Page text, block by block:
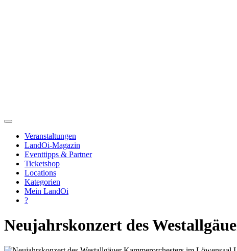
Veranstaltungen
LandOi-Magazin
Eventtipps & Partner
Ticketshop
Locations
Kategorien
Mein LandOi
?
Neujahrskonzert des